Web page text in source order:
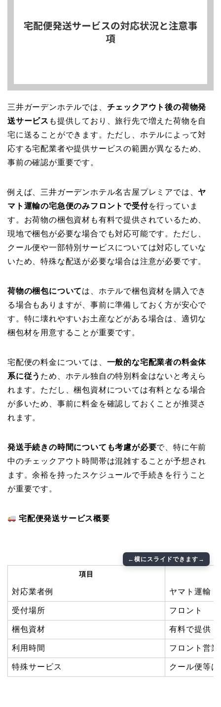
三井ガーデンホテルでは、 チェックアウト後の荷物発
送サービス も提供しており、旅行先で増えた荷物を自
宅に送ることができます。ただし、ホテルによって対
応する宅配業者や提供サービスの範囲が異なるため、
事前の確認が重要です。
例えば、三井ガーデンホテル名古屋プレミアでは、 ヤ
マト運輸の宅急便のみフロントで受付を行っていま
す。お荷物の梱包資材も有料で提供されているため、
現地で梱包が必要な場合でも対応可能です。ただし、
クール便や一部特別サービスについては対応していな
いため、特殊な配送が必要な場合は注意が必要です。
荷物の梱包については、ホテルで梱包資材を購入でき
る場合もありますが、事前に準備しておく方が安心で
す。特に壊れやすいお土産などがある場合は、適切な
梱包材を用意することが重要です。
宅配便の料金については、 一般的な宅配業者の料金体
系に従う ため、ホテル独自の特別料金はないと考えら
れます。ただし、梱包資材については有料となる場合
が多いため、事前に料金を確認しておくことが推奨さ
れます。
発送手続きの時間についても考慮が必要で、特に午前
中のチェックアウト時間帯は混雑することが予想され
ます。余裕を持ったスケジュールで手続きを行うこと
が重要です。
宅配便発送サービス概要
項目
対応業者例 ヤマト運輸
受付場所 フロント
梱包資材 有料で提供
利用時間 フロント営
特殊サービス クール便等